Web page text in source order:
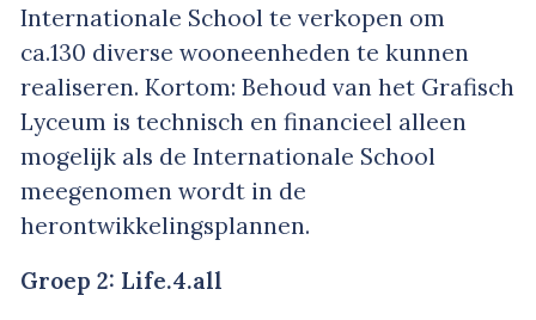
Internationale School te verkopen om
ca.130 diverse wooneenheden te kunnen
realiseren. Kortom: Behoud van het Grafisch
Lyceum is technisch en financieel alleen
mogelijk als de Internationale School
meegenomen wordt in de
herontwikkelingsplannen.
Groep 2: Life.4.all